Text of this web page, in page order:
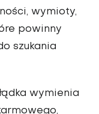
wymioty,
powinny
szukania
wymie­nia